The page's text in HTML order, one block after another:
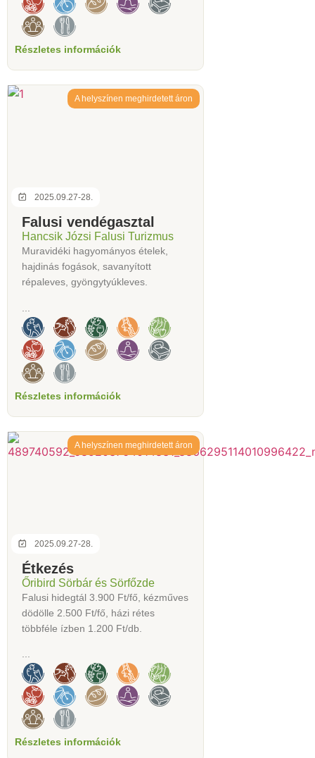
Részletes információk
2025.09.27-28.
A helyszínen meghirdetett áron
Falusi vendégasztal
Hancsik Józsi Falusi Turizmus
Muravidéki hagyományos ételek,
hajdinás fogások, savanyított
répaleves, gyöngytyúkleves.
Részletes információk
2025.09.27-28.
A helyszínen meghirdetett áron
Étkezés
Őribird Sörbár és Sörfőzde
Falusi hidegtál 3.900 Ft/fő, kézműves
dödölle 2.500 Ft/fő, házi rétes
többféle ízben 1.200 Ft/db.
Részletes információk